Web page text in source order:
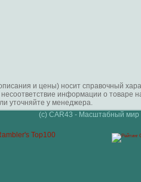
и цены) носит справочный
информации о
уточняйте у менеджера.
(c) CAR43 - Масштабный мир